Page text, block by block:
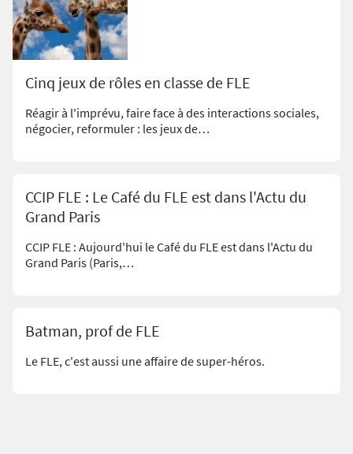
Cinq jeux de rôles en classe de FLE
Réagir à l'imprévu, faire face à des interactions sociales,
négocier, reformuler : les jeux de…
CCIP FLE : Le Café du FLE est dans l'Actu du
Grand Paris
CCIP FLE : Aujourd'hui le Café du FLE est dans l'Actu du
Grand Paris (Paris,…
Batman, prof de FLE
Le FLE, c'est aussi une affaire de super-héros.